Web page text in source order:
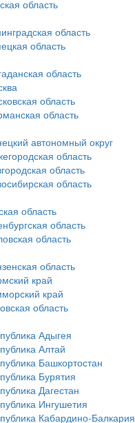
область
область
область
область
область
область
автономный округ
область
область
область
область
область
область
область
край
край
область
Адыгея
Алтай
Башкортостан
Бурятия
Дагестан
Ингушетия
Кабардино-Балкария